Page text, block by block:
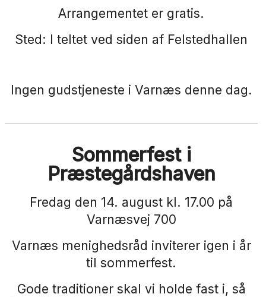
Arrangementet er gratis.
Sted: I teltet ved siden af Felstedhallen
Ingen gudstjeneste i Varnæs denne dag.
Sommerfest i
Præstegårdshaven
Fredag den 14. august kl. 17.00 på
Varnæsvej 700
Varnæs menighedsråd inviterer igen i år
til sommerfest.
Gode traditioner skal vi holde fast i, så